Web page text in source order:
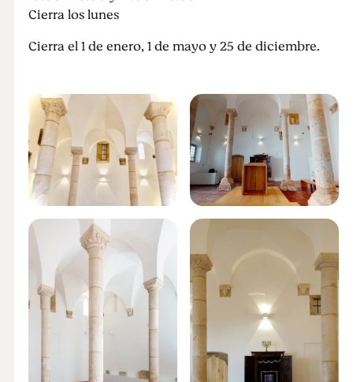
Cierra los lunes
Cierra el 1 de enero, 1 de mayo y 25 de diciembre.